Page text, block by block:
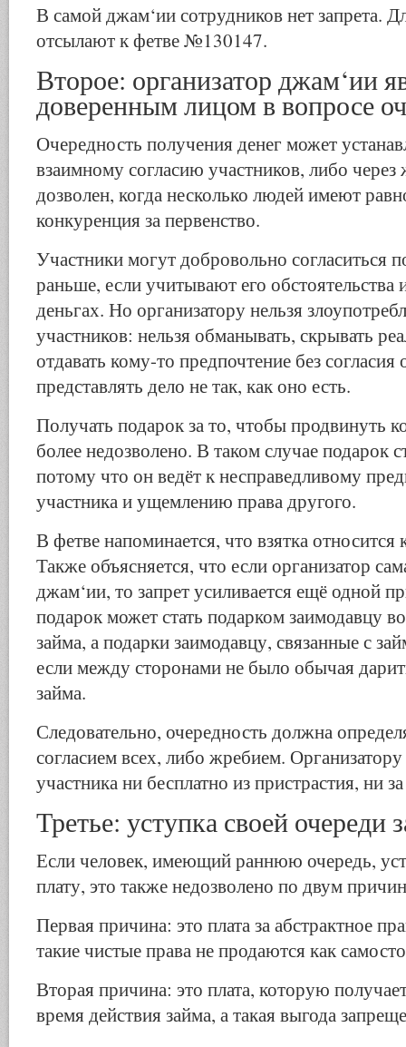
В самой джам‘ии сотрудников нет запрета.
отсылают к фетве №130147.
Второе: организатор джам‘ии
доверенным лицом в вопросе
Очередность получения денег может
взаимному согласию участников, либо
дозволен, когда несколько людей имеют
конкуренция за первенство.
Участники могут добровольно согласиться
раньше, если учитывают его
деньгах. Но организатору нельзя
участников: нельзя обманывать, скрывать
отдавать кому-то предпочтение без
представлять дело не так, как оно есть.
Получать подарок за то, чтобы продвинуть
более недозволено. В таком случае подарок
потому что он ведёт к несправедливому
участника и ущемлению права другого.
В фетве напоминается, что взятка
Также объясняется, что если организатор
джам‘ии, то запрет усиливается ещё одной
подарок может стать подарком заимодавцу
займа, а подарки заимодавцу, связанные с
если между сторонами не было обычая
займа.
Следовательно, очередность должна
согласием всех, либо жребием. Организатору
участника ни бесплатно из пристрастия, ни
Третье: уступка своей очереди
Если человек, имеющий раннюю очередь,
плату, это также недозволено по двум
Первая причина: это плата за абстрактное
такие чистые права не продаются как
Вторая причина: это плата, которую
время действия займа, а такая выгода